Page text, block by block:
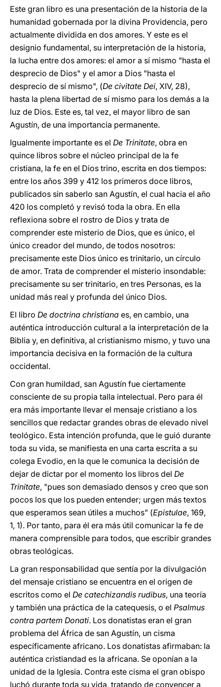
Este gran libro es una presentación de la historia de la
humanidad gobernada por la divina Providencia, pero
actualmente dividida en dos amores. Y este es el
designio fundamental, su interpretación de la historia,
la lucha entre dos amores: el amor a sí mismo "hasta el
desprecio de Dios" y el amor a Dios "hasta el
desprecio de sí mismo", (De civitate Dei, XIV, 28),
hasta la plena libertad de sí mismo para los demás a la
luz de Dios. Este es, tal vez, el mayor libro de san
Agustín, de una importancia permanente.
Igualmente importante es el De Trinitate, obra en
quince libros sobre el núcleo principal de la fe
cristiana, la fe en el Dios trino, escrita en dos tiempos:
entre los años 399 y 412 los primeros doce libros,
publicados sin saberlo san Agustín, el cual hacia el año
420 los completó y revisó toda la obra. En ella
reflexiona sobre el rostro de Dios y trata de
comprender este misterio de Dios, que es único, el
único creador del mundo, de todos nosotros:
precisamente este Dios único es trinitario, un círculo
de amor. Trata de comprender el misterio insondable:
precisamente su ser trinitario, en tres Personas, es la
unidad más real y profunda del único Dios.
El libro De doctrina christiana es, en cambio, una
auténtica introducción cultural a la interpretación de la
Biblia y, en definitiva, al cristianismo mismo, y tuvo una
importancia decisiva en la formación de la cultura
occidental.
Con gran humildad, san Agustín fue ciertamente
consciente de su propia talla intelectual. Pero para él
era más importante llevar el mensaje cristiano a los
sencillos que redactar grandes obras de elevado nivel
teológico. Esta intención profunda, que le guió durante
toda su vida, se manifiesta en una carta escrita a su
colega Evodio, en la que le comunica la decisión de
dejar de dictar por el momento los libros del De
Trinitate, "pues son demasiado densos y creo que son
pocos los que los pueden entender; urgen más textos
que esperamos sean útiles a muchos" (Epistulae, 169,
1, 1). Por tanto, para él era más útil comunicar la fe de
manera comprensible para todos, que escribir grandes
obras teológicas.
La gran responsabilidad que sentía por la divulgación
del mensaje cristiano se encuentra en el origen de
escritos como el De catechizandis rudibus, una teoría
y también una práctica de la catequesis, o el Psalmus
contra partem Donati. Los donatistas eran el gran
problema del África de san Agustín, un cisma
específicamente africano. Los donatistas afirmaban: la
auténtica cristiandad es la africana. Se oponían a la
unidad de la Iglesia. Contra este cisma el gran obispo
luchó durante toda su vida, tratando de convencer a